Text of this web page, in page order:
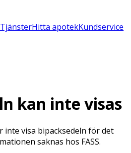
TjänsterHitta apotekKundservice
kan inte visas
inte visa bipacksedeln för det
saknas hos FASS.